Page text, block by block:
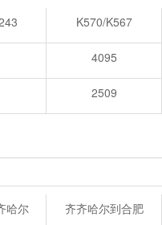
K570/K567
4095
2509
哈尔 齐齐哈尔到合肥